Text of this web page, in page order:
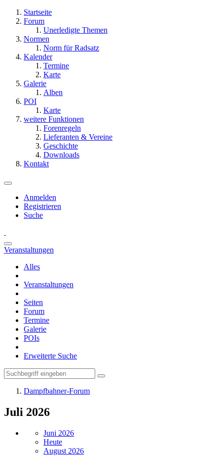
Startseite
Forum
Unerledigte Themen
Normen
Norm für Radsatz
Kalender
Termine
Karte
Galerie
Alben
POI
Karte
weitere Funktionen
Forenregeln
Lieferanten & Vereine
Geschichte
Downloads
Kontakt
Anmelden
Registrieren
Suche
Veranstaltungen
Alles
Veranstaltungen
Seiten
Forum
Termine
Galerie
POIs
Erweiterte Suche
Dampfbahner-Forum
Juli 2026
Juni 2026
Heute
August 2026